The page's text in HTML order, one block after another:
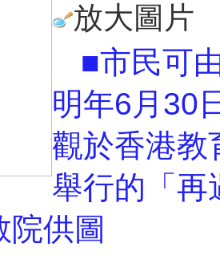
放大圖片
■市民可
明年6月30
觀於香港教
舉行的「再
院供圖